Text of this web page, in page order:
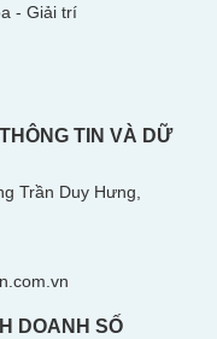
- Giải trí
TIN VÀ DỮ
Trần Duy Hưng,
DOANH SỐ